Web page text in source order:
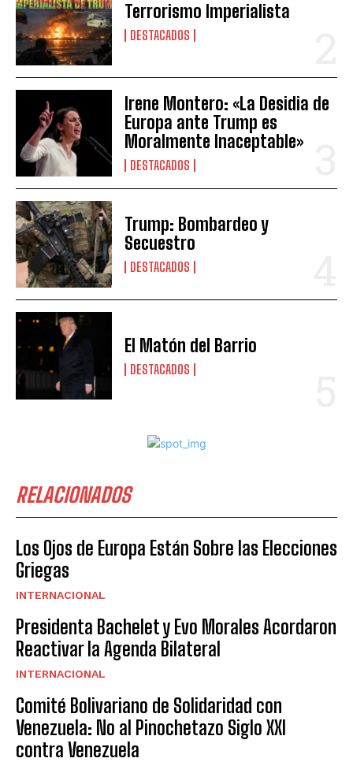
Terrorismo Imperialista
DESTACADOS
Irene Montero: «La Desidia de
Europa ante Trump es
Moralmente Inaceptable»
DESTACADOS
Trump: Bombardeo y
Secuestro
DESTACADOS
El Matón del Barrio
DESTACADOS
RELACIONADOS
Los Ojos de Europa Están Sobre las Elecciones
Griegas
INTERNACIONAL
Presidenta Bachelet y Evo Morales Acordaron
Reactivar la Agenda Bilateral
INTERNACIONAL
Comité Bolivariano de Solidaridad con
Venezuela: No al Pinochetazo Siglo XXI
contra Venezuela